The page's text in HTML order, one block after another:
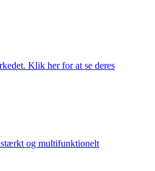
Klik her for at se deres
og multifunktionelt